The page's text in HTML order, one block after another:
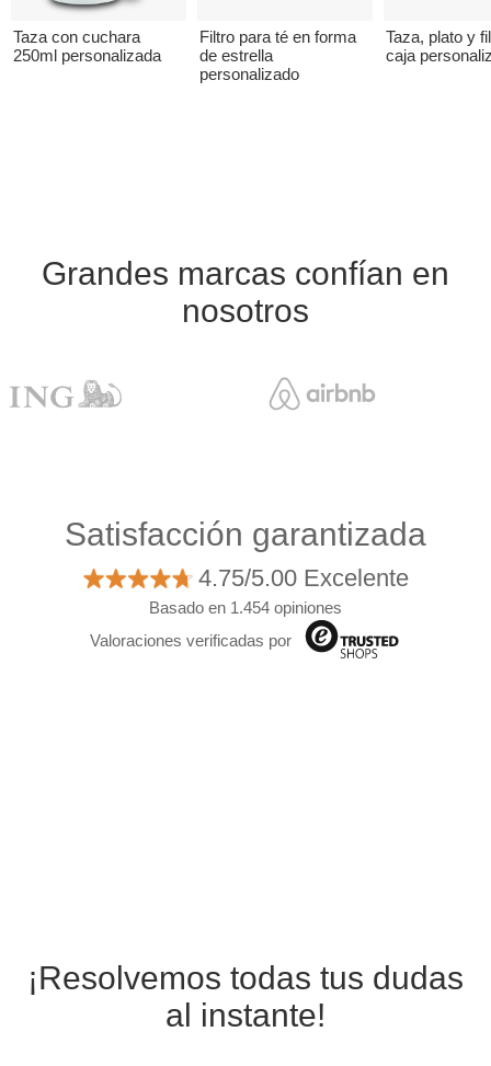
Taza con cuchara
250ml personalizada
Filtro para té en forma
de estrella
personalizado
Taza, plato y
caja
Grandes marcas confían en
nosotros
Satisfacción garantizada
4.75/5.00 Excelente
Basado en 1.454 opiniones
Valoraciones verificadas por
¡Resolvemos todas tus dudas
al instante!